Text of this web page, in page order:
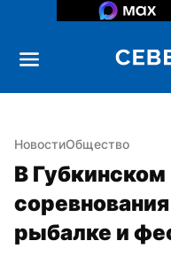
НовостиОбщество
В
рыбалке и